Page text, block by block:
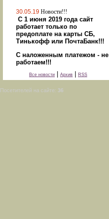
30.05.19 Новости!!!
С 1 июня 2019 года сайт
работает только по
предоплате на карты СБ,
Тинькофф или ПочтаБанк!!!
С наложенным платежом - не
работаем!!!
Все новости Архив RSS
Посетителей на сайте: 36